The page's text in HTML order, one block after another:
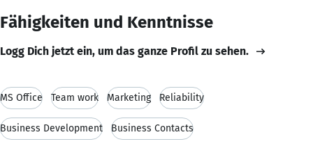
Fähigkeiten und Kenntnisse
Logg Dich jetzt ein, um das ganze Profil zu sehen.
MS Office Team work Marketing Reliability
Business Development Business Contacts